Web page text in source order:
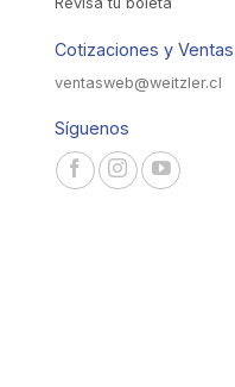
Cotizaciones y Ventas
ventasweb@weitzler.cl
Síguenos